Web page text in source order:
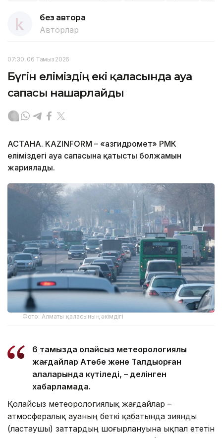
без автора
Авторлар
07:30, 06 Тамыз 2026
Бүгін еліміздің екі қаласында ауа
сапасы нашарлайды
АСТАНА. KAZINFORM – «Қазгидромет» РМК
еліміздегі ауа сапасына қатысты болжамын
жариялады.
Фото: Алматы қаласының әкімдігі
6 тамызда қолайсыз метеорологиялық
жағдайлар Ақтөбе және Талдықорған
қалаларында күтіледі, – делінген
хабарламада.
Қолайсыз метеорологиялық жағдайлар –
атмосфералық ауаның беткі қабатында зиянды
(ластаушы) заттардың шоғырлануына ықпал ететін